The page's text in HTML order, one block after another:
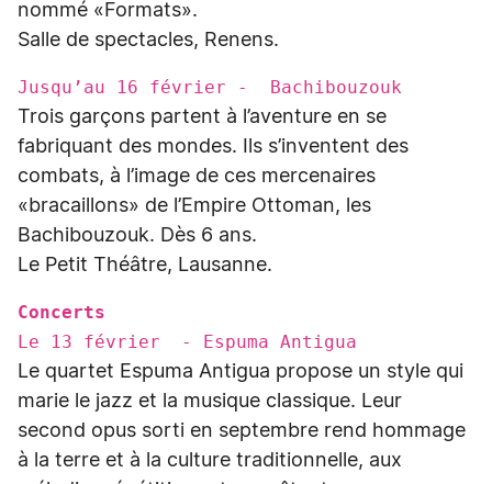
nommé «Formats».
Salle de spectacles, Renens.
Jusqu’au 16 février - Bachibouzouk
Trois garçons partent à l’aventure en se
fabriquant des mondes. Ils s’inventent des
combats, à l’image de ces mercenaires
«bracaillons» de l’Empire Ottoman, les
Bachibouzouk. Dès 6 ans.
Le Petit Théâtre, Lausanne.
Concerts
Le 13 février - Espuma Antigua
Le quartet Espuma Antigua propose un style qui
marie le jazz et la musique classique. Leur
second opus sorti en septembre rend hommage
à la terre et à la culture traditionnelle, aux